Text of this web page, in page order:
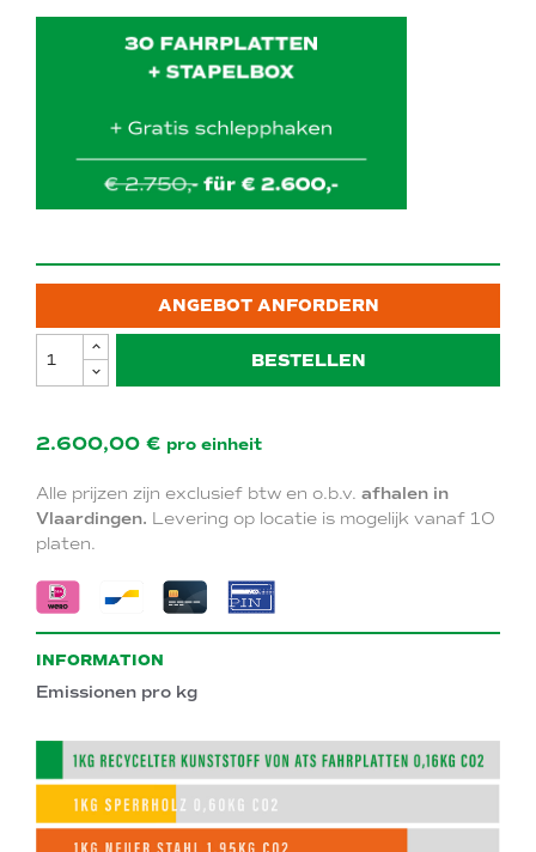
ANGEBOT ANFORDERN
BESTELLEN
2.600,00 € pro einheit
Alle prijzen zijn exclusief btw en o.b.v. afhalen in
Vlaardingen. Levering op locatie is mogelijk vanaf 10
platen.
INFORMATION
Emissionen pro kg